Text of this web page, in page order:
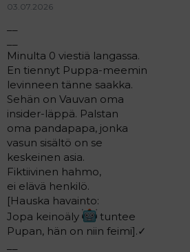
03.07.2026
Minulta 0 viestiä langassa.
En tiennyt Puppa-meemin
levinneen tänne saakka.
Sehän on Vauvan oma
insider-läppä. Palstan
oma pandapapa, jonka
vasun sisältö on se
keskeinen asia.
Fiktiivinen hahmo,
ei elävä henkilö.
[Hauska havainto:
Jopa keinoäly
tuntee
Pupan, hän on niin feimi].✓